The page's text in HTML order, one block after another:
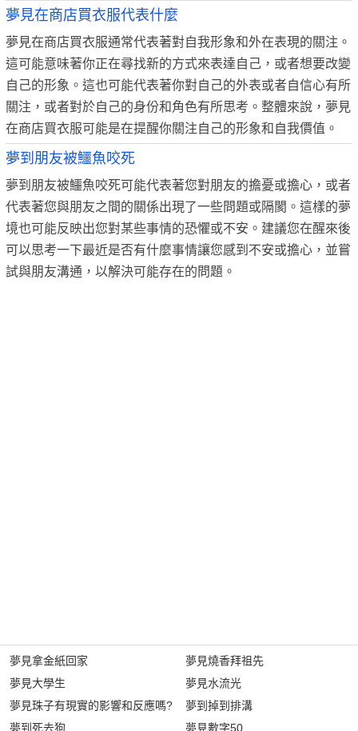
夢見在商店買衣服代表什麼
夢見在商店買衣服通常代表著對自我形象和外在表現的關注。
這可能意味著你正在尋找新的方式來表達自己，或者想要改變
自己的形象。這也可能代表著你對自己的外表或者自信心有所
關注，或者對於自己的身份和角色有所思考。整體來說，夢見
在商店買衣服可能是在提醒你關注自己的形象和自我價值。
夢到朋友被鱷魚咬死
夢到朋友被鱷魚咬死可能代表著您對朋友的擔憂或擔心，或者
代表著您與朋友之間的關係出現了一些問題或隔閡。這樣的夢
境也可能反映出您對某些事情的恐懼或不安。建議您在醒來後
可以思考一下最近是否有什麼事情讓您感到不安或擔心，並嘗
試與朋友溝通，以解決可能存在的問題。
夢見拿金紙回家
夢見大學生
夢見珠子有現實的影響和反應嗎?
夢到死去狗
夢見燒香拜祖先
夢見水流光
夢到掉到排溝
夢見數字50